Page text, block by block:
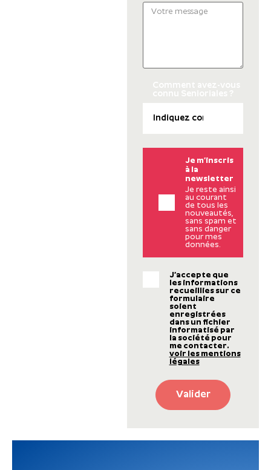
Je m’inscris
à la
newsletter
Je reste ainsi
au courant
de tous les
nouveautés,
sans spam et
sans danger
pour mes
données.
J’accepte que
les informations
recueillies sur ce
formulaire
soient
enregistrées
dans un fichier
informatisé par
la société pour
me contacter.
voir les mentions
légales
Valider